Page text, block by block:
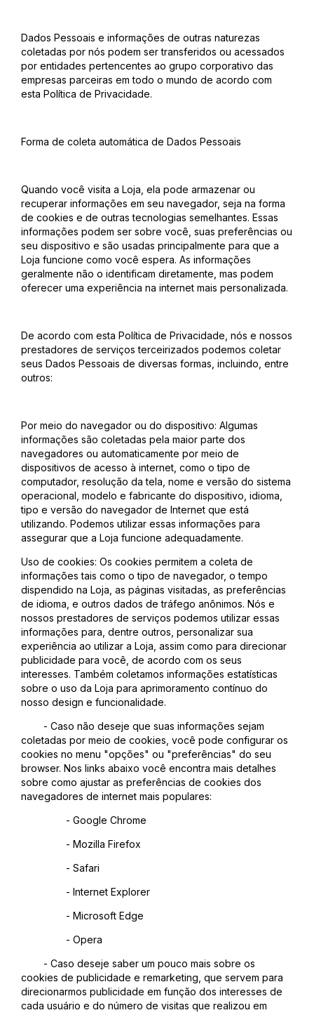
Dados Pessoais e informações de outras naturezas
coletadas por nós podem ser transferidos ou acessados
por entidades pertencentes ao grupo corporativo das
empresas parceiras em todo o mundo de acordo com
esta Política de Privacidade.
Forma de coleta automática de Dados Pessoais
Quando você visita a Loja, ela pode armazenar ou
recuperar informações em seu navegador, seja na forma
de cookies e de outras tecnologias semelhantes. Essas
informações podem ser sobre você, suas preferências ou
seu dispositivo e são usadas principalmente para que a
Loja funcione como você espera. As informações
geralmente não o identificam diretamente, mas podem
oferecer uma experiência na internet mais personalizada.
De acordo com esta Política de Privacidade, nós e nossos
prestadores de serviços terceirizados podemos coletar
seus Dados Pessoais de diversas formas, incluindo, entre
outros:
Por meio do navegador ou do dispositivo: Algumas
informações são coletadas pela maior parte dos
navegadores ou automaticamente por meio de
dispositivos de acesso à internet, como o tipo de
computador, resolução da tela, nome e versão do sistema
operacional, modelo e fabricante do dispositivo, idioma,
tipo e versão do navegador de Internet que está
utilizando. Podemos utilizar essas informações para
assegurar que a Loja funcione adequadamente.
Uso de cookies: Os cookies permitem a coleta de
informações tais como o tipo de navegador, o tempo
dispendido na Loja, as páginas visitadas, as preferências
de idioma, e outros dados de tráfego anônimos. Nós e
nossos prestadores de serviços podemos utilizar essas
informações para, dentre outros, personalizar sua
experiência ao utilizar a Loja, assim como para direcionar
publicidade para você, de acordo com os seus
interesses. Também coletamos informações estatísticas
sobre o uso da Loja para aprimoramento contínuo do
nosso design e funcionalidade.
- Caso não deseje que suas informações sejam
coletadas por meio de cookies, você pode configurar os
cookies no menu "opções" ou "preferências" do seu
browser. Nos links abaixo você encontra mais detalhes
sobre como ajustar as preferências de cookies dos
navegadores de internet mais populares:
- Google Chrome
- Mozilla Firefox
- Safari
- Internet Explorer
- Microsoft Edge
- Opera
- Caso deseje saber um pouco mais sobre os
cookies de publicidade e remarketing, que servem para
direcionarmos publicidade em função dos interesses de
cada usuário e do número de visitas que realizou em